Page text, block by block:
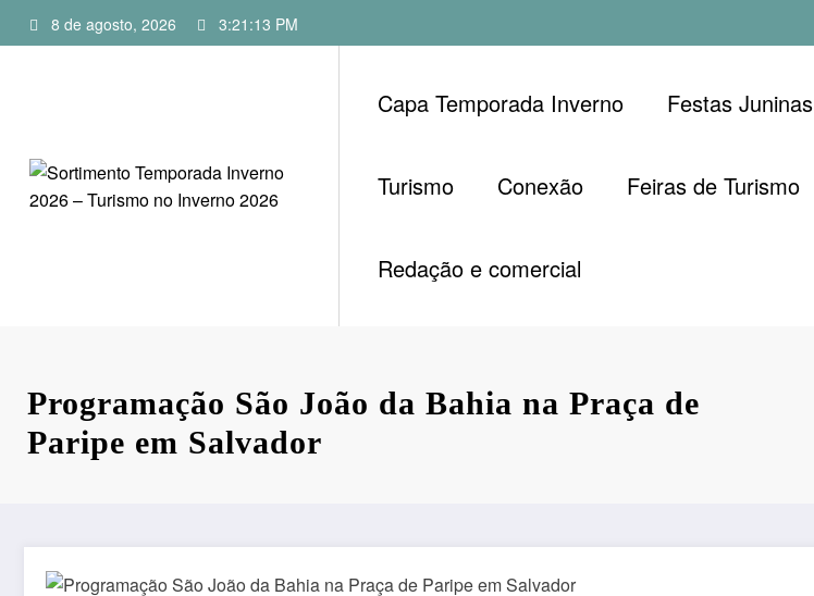
para
8 de agosto, 2026 3:21:14 PM
Capa Temporada Inverno Festas Juninas
Turismo Conexão Feiras de Turismo
Redação e comercial
Programação São João da Bahia na Praça de
Paripe em Salvador